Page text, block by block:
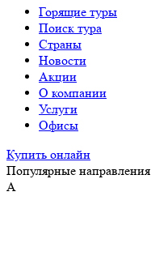
Горящие туры
Поиск тура
Страны
Новости
Акции
О компании
Услуги
Офисы
Купить онлайн
Популярные направления
А